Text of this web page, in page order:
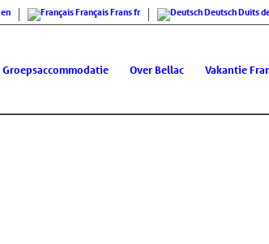
en FrançaisFransfr DeutschDuits
Groepsaccommodatie Over Bellac Vakantie